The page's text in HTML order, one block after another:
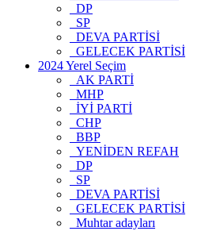
DP
SP
DEVA PARTİSİ
GELECEK PARTİSİ
2024 Yerel Seçim
AK PARTİ
MHP
İYİ PARTİ
CHP
BBP
YENİDEN REFAH
DP
SP
DEVA PARTİSİ
GELECEK PARTİSİ
Muhtar adayları